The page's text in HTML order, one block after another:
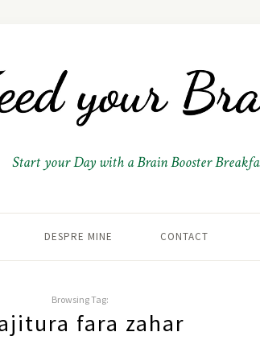
Start your Day with a Brain Booster
DESPRE MINE CONTACT
Browsing Tag:
fara zahar